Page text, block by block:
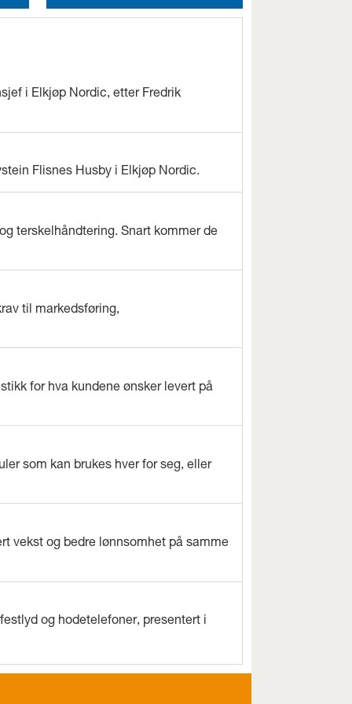
i Elkjøp Nordic, etter Fredrik
Flisnes Husby i Elkjøp Nordic.
terskelhåndtering. Snart kommer de
til markedsføring,
for hva kundene ønsker levert på
som kan brukes hver for seg, eller
vekst og bedre lønnsomhet på samme
og hodetelefoner, presentert i